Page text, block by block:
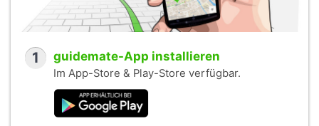
1 guidemate-App installieren
Im App-Store & Play-Store verfügbar.